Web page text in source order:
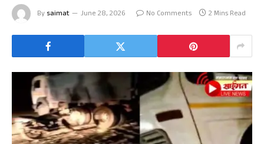
By saimat June 28, 2026 No Comments 2 Mins Read